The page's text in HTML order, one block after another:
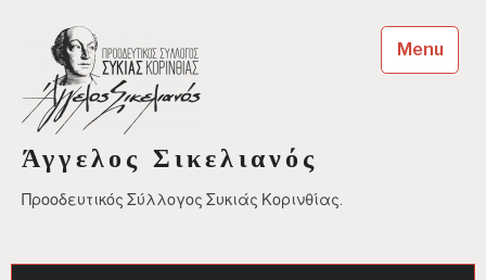
content
Άγγελος Σικελιανός
Προοδευτικός Σύλλογος Συκιάς Κορινθίας.
Menu